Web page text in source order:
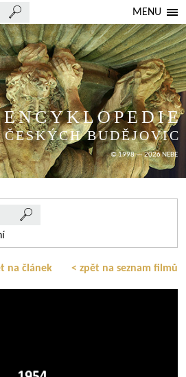
MENU
ENCYKLOPEDIE
ČESKÝCH BUDĚJOVIC
© 1998 — 2026 NEBE
na článek < zpět na seznam filmů